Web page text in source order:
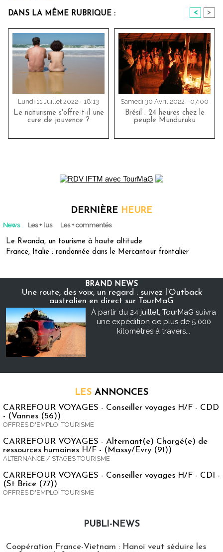
DANS LA MÊME RUBRIQUE : < >
Lundi 11 Juillet 2022 - 18:13
Le naturisme s'offre-t-il une
cure de jouvence ?
Samedi 30 Avril 2022 - 07:00
Brésil : 24 heures chez le
peuple Munduruku
DERNIÈRE HEURE
News Les + lus Les + commentés
Le Rwanda, un tourisme à haute altitude
France, Italie : randonnée dans le Mercantour frontalier
BRAND NEWS
Une route, des voix, un regard : suivez l’Outback
australien en direct sur TourMaG
À partir du 24 juillet, TourMaG suivra
une expédition de plus de 5 000
kilomètres à travers...
LES ANNONCES
CARREFOUR VOYAGES - Conseiller voyages H/F - CDD
- (Vannes (56))
OFFRES D'EMPLOI TOURISME
CARREFOUR VOYAGES - Alternant(e) Chargé(e) de
ressources humaines H/F - (Massy/Evry (91))
ALTERNANCE / STAGES TOURISME
CARREFOUR VOYAGES - Conseiller voyages H/F - CDI -
(St Brice (77))
OFFRES D'EMPLOI TOURISME
PUBLI-NEWS
Coopération France-Vietnam : Hanoï veut séduire les